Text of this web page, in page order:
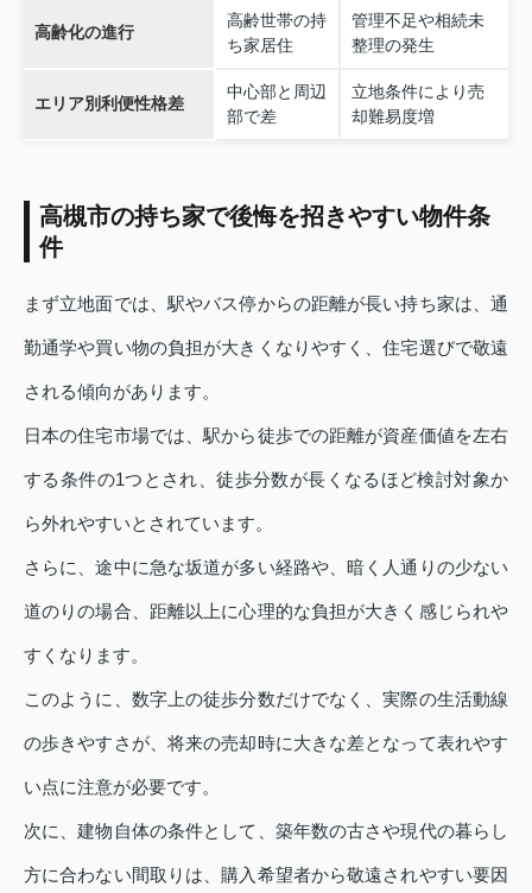
高齢化の進行
高齢世帯の持
ち家居住
管理不足や相続未
整理の発生
エリア別利便性格差
中心部と周辺
部で差
立地条件により売
却難易度増
高槻市の持ち家で後悔を招きやすい物件条
件
まず立地面では、駅やバス停からの距離が長い持ち家は、通
勤通学や買い物の負担が大きくなりやすく、住宅選びで敬遠
される傾向があります。
日本の住宅市場では、駅から徒歩での距離が資産価値を左右
する条件の1つとされ、徒歩分数が長くなるほど検討対象か
ら外れやすいとされています。
さらに、途中に急な坂道が多い経路や、暗く人通りの少ない
道のりの場合、距離以上に心理的な負担が大きく感じられや
すくなります。
このように、数字上の徒歩分数だけでなく、実際の生活動線
の歩きやすさが、将来の売却時に大きな差となって表れやす
い点に注意が必要です。
次に、建物自体の条件として、築年数の古さや現代の暮らし
方に合わない間取りは、購入希望者から敬遠されやすい要因